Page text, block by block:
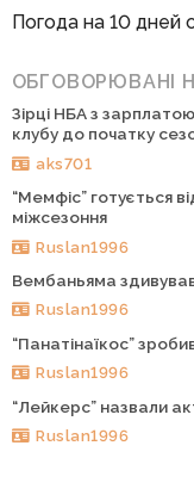
Погода на 10 дней
ОБГОВОРЮВАНІ
Зірці НБА з
клубу до початку
aks701
“Мемфіс” готується
міжсезоння
Ruslan1996
Вембаньяма
Ruslan1996
“Панатінаїкос”
Ruslan1996
“Лейкерс” назвали
Ruslan1996